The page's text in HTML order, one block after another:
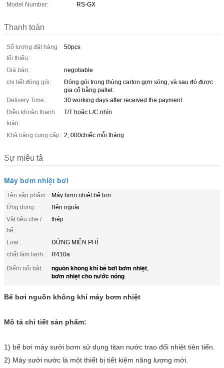
Model Number:
RS-GX
Thanh toán
Số lượng đặt hàng
tối thiểu:
50pcs
Giá bán:
negotiable
chi tiết đóng gói:
Đóng gói trong thùng carton gợn sóng, và sau đó được
gia cố bằng pallet.
Delivery Time:
30 working days after received the payment
Điều khoản thanh
toán:
T/T hoặc L/C nhìn
Khả năng cung cấp: 2, 000chiếc mỗi tháng
Sự miêu tả
Máy bơm nhiệt bơi
Tên sản phẩm:: Máy bơm nhiệt bể bơi
Ứng dụng::
Bên ngoài
Vật liệu che /
bể::
thép
Loại::
ĐỨNG MIỄN PHÍ
chất làm lạnh::
R410a
Điểm nổi bật:
nguồn không khí bể bơi bơm nhiệt,
bơm nhiệt cho nước nóng
Bể bơi nguồn không khí máy bơm nhiệt
Mô tả chi tiết sản phẩm:
1) bể bơi máy sưởi bơm sử dụng titan nước trao đổi nhiệt tiên tiến.
2) Máy sưởi nước là một thiết bị tiết kiệm năng lượng mới.